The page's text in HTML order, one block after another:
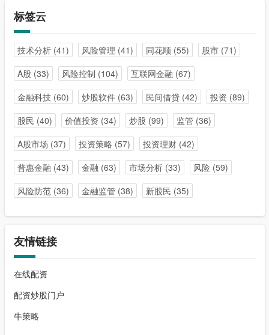
标签云
技术分析(41) 风险管理 (41) 同花顺(55) 股市(71)
A股 (33) 风险控制 (104) 互联网金融 (67)
金融科技(60) 炒股软件(63) 民间借贷(42) 投资 (89)
股民 (40) 价值投资 (34) 炒股 (99) 监管 (36)
A股市场 (37) 投资策略 (57) 投资理财(42)
普惠金融 (43) 金融 (63) 市场分析(33) 风险(59)
风险防范(36) 金融监管 (38) 新股民 (35)
友情链接
在线配资
配资炒股门户
牛策略